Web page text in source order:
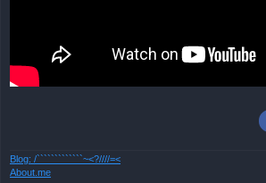
Blog: /`````````````~<?////=<
About.me